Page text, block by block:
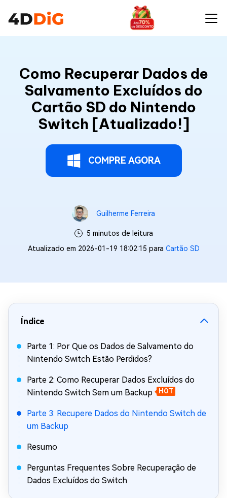
Como Recuperar Dados de
Salvamento Excluídos do
Cartão SD do Nintendo
Switch [Atualizado!]
COMPRE AGORA
Guilherme Ferreira
5 minutos de leitura
Atualizado em 2026-01-19 18:02:15 para Cartão SD
Índice
Parte 1: Por Que os Dados de Salvamento do
Nintendo Switch Estão Perdidos?
Parte 2: Como Recuperar Dados Excluídos do
Nintendo Switch Sem um Backup
HOT
Parte 3: Recupere Dados do Nintendo Switch de
um Backup
Resumo
Perguntas Frequentes Sobre Recuperação de
Dados Excluídos do Switch